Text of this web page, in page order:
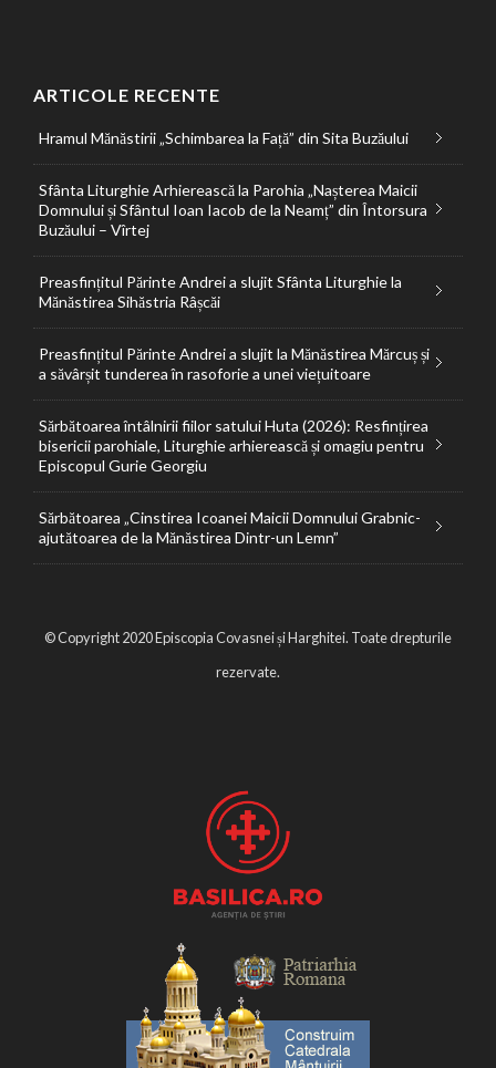
ARTICOLE RECENTE
Hramul Mănăstirii „Schimbarea la Față” din Sita Buzăului
Sfânta Liturghie Arhierească la Parohia „Nașterea Maicii
Domnului și Sfântul Ioan Iacob de la Neamț” din Întorsura
Buzăului – Vîrtej
Preasfințitul Părinte Andrei a slujit Sfânta Liturghie la
Mănăstirea Sihăstria Râșcăi
Preasfințitul Părinte Andrei a slujit la Mănăstirea Mărcuș și
a săvârșit tunderea în rasoforie a unei viețuitoare
Sărbătoarea întâlnirii fiilor satului Huta (2026): Resfințirea
bisericii parohiale, Liturghie arhierească și omagiu pentru
Episcopul Gurie Georgiu
Sărbătoarea „Cinstirea Icoanei Maicii Domnului Grabnic-
ajutătoarea de la Mănăstirea Dintr-un Lemn”
© Copyright 2020 Episcopia Covasnei și Harghitei. Toate drepturile
rezervate.